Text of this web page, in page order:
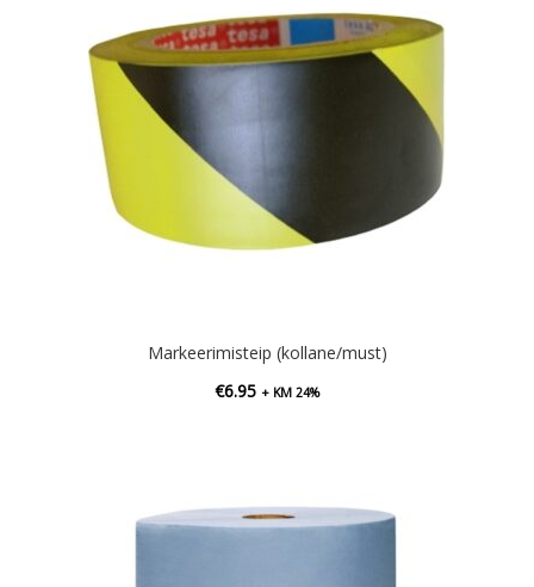
Markeerimisteip (kollane/must)
€6.95 + KM 24%